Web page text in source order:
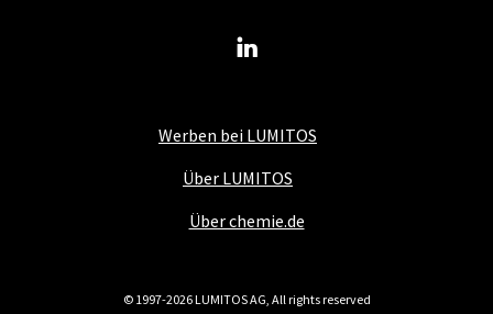
Werben bei LUMITOS
Über LUMITOS
Über chemie.de
© 1997-2026 LUMITOS AG, All rights reserved